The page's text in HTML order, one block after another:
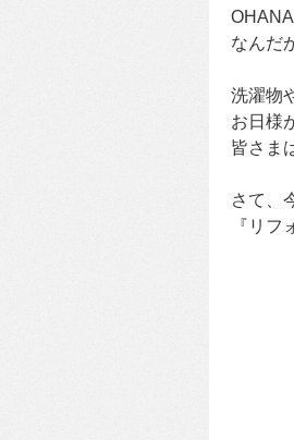
なんだ
洗濯物
お日様
皆さま
さて、
『リフ